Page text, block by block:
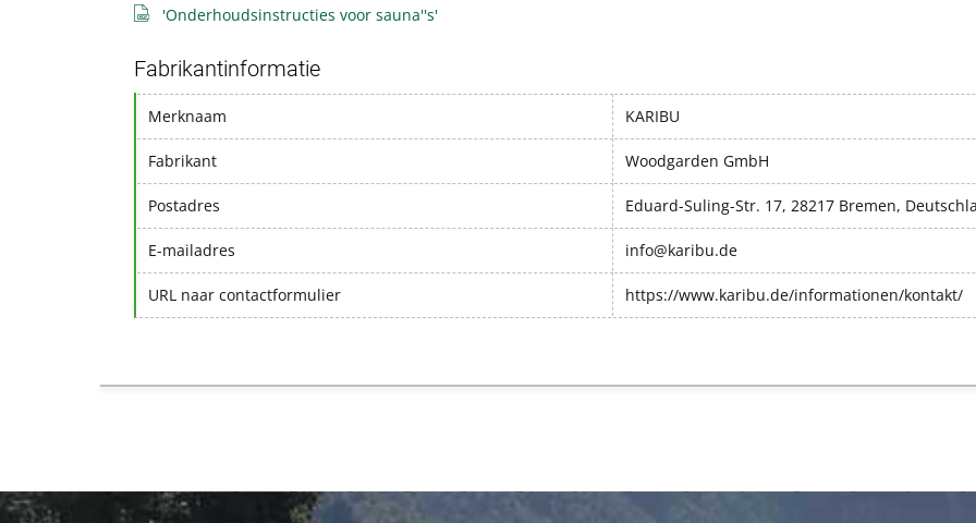
'Onderhoudsinstructies voor sauna''s'
Fabrikantinformatie
Merknaam KARIBU
Fabrikant Woodgarden GmbH
Postadres Eduard-Suling-Str. 17, 28217 Bremen,
E-mailadres info@karibu.de
URL naar contactformulier https://www.karibu.de/informationen/kontakt/